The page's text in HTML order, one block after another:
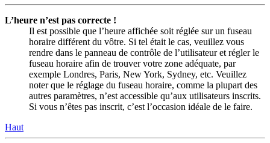
L’heure n’est pas correcte !
Il est possible que l’heure affichée soit réglée sur un fuseau
horaire différent du vôtre. Si tel était le cas, veuillez vous
rendre dans le panneau de contrôle de l’utilisateur et régler le
fuseau horaire afin de trouver votre zone adéquate, par
exemple Londres, Paris, New York, Sydney, etc. Veuillez
noter que le réglage du fuseau horaire, comme la plupart des
autres paramètres, n’est accessible qu’aux utilisateurs inscrits.
Si vous n’êtes pas inscrit, c’est l’occasion idéale de le faire.
Haut